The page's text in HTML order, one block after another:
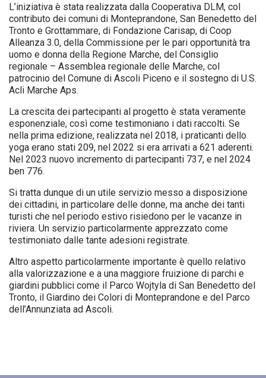
L’iniziativa è stata realizzata dalla Cooperativa DLM, col
contributo dei comuni di Monteprandone, San Benedetto del
Tronto e Grottammare, di Fondazione Carisap, di Coop
Alleanza 3.0, della Commissione per le pari opportunità tra
uomo e donna della Regione Marche, del Consiglio
regionale – Assemblea regionale delle Marche, col
patrocinio del Comune di Ascoli Piceno e il sostegno di U.S.
Acli Marche Aps.
La crescita dei partecipanti al progetto è stata veramente
esponenziale, così come testimoniano i dati raccolti. Se
nella prima edizione, realizzata nel 2018, i praticanti dello
yoga erano stati 209, nel 2022 si era arrivati a 621 aderenti.
Nel 2023 nuovo incremento di partecipanti 737, e nel 2024
ben 776.
Si tratta dunque di un utile servizio messo a disposizione
dei cittadini, in particolare delle donne, ma anche dei tanti
turisti che nel periodo estivo risiedono per le vacanze in
riviera. Un servizio particolarmente apprezzato come
testimoniato dalle tante adesioni registrate.
Altro aspetto particolarmente importante è quello relativo
alla valorizzazione e a una maggiore fruizione di parchi e
giardini pubblici come il Parco Wojtyla di San Benedetto del
Tronto, il Giardino dei Colori di Monteprandone e del Parco
dell’Annunziata ad Ascoli.